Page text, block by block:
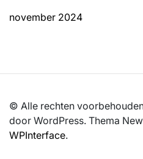
november 2024
© Alle rechten
door WordPress. Thema
WPInterface.